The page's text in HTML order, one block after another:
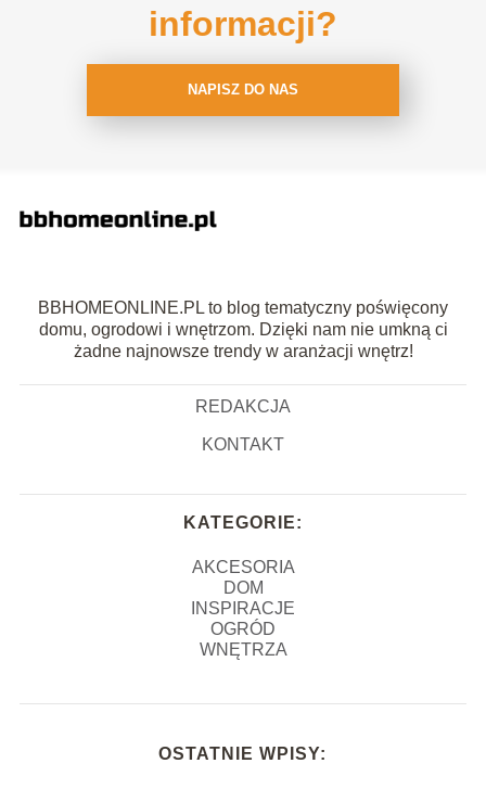
informacji?
NAPISZ DO NAS
BBHOMEONLINE.PL to blog tematyczny poświęcony
domu, ogrodowi i wnętrzom. Dzięki nam nie umkną ci
żadne najnowsze trendy w aranżacji wnętrz!
REDAKCJA
KONTAKT
KATEGORIE:
AKCESORIA
DOM
INSPIRACJE
OGRÓD
WNĘTRZA
OSTATNIE WPISY: